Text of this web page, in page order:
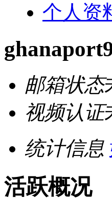
个人资
邮箱状态
视频认证
统计信息
活跃概况